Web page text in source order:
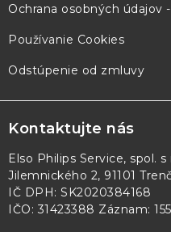
Ochrana osobných údajov
Používanie Cookies
Odstúpenie od zmluvy
Kontaktujte nás
Elso Philips Service, spol. s
Jilemnického 2, 91101
IČ DPH: SK2020384168
IČO: 31423388 Záznam: